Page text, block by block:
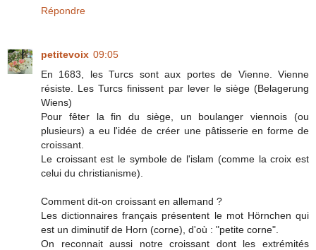
Répondre
petitevoix 09:05
En 1683, les Turcs sont aux portes de Vienne. Vienne
résiste. Les Turcs finissent par lever le siège (Belagerung
Wiens)
Pour fêter la fin du siège, un boulanger viennois (ou
plusieurs) a eu l'idée de créer une pâtisserie en forme de
croissant.
Le croissant est le symbole de l'islam (comme la croix est
celui du christianisme).
Comment dit-on croissant en allemand ?
Les dictionnaires français présentent le mot Hörnchen qui
est un diminutif de Horn (corne), d'où : "petite corne".
On reconnait aussi notre croissant dont les extrémités